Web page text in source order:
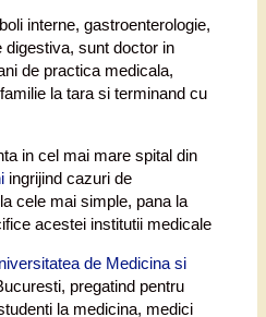
interne, gastroenterologie,
digestiva, sunt doctor in
de practica medicala,
la tara si terminand cu
in cel mai mare spital din
ingrijind cazuri de
cele mai simple, pana la
acestei institutii medicale
de Medicina si
pregatind pentru
la medicina, medici